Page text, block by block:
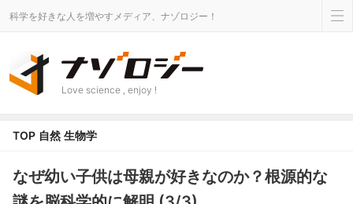
科学を好きな人を増やすメディア、ナゾロジー！
Love science , enjoy !
TOP 自然 生物学
なぜ幼い子供は母親が好きなのか？根源的な